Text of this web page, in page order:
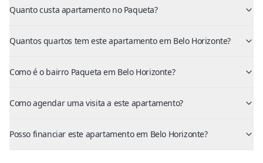
Quanto custa apartamento no Paqueta?
Quantos quartos tem este apartamento em Belo Horizonte?
Como é o bairro Paqueta em Belo Horizonte?
Como agendar uma visita a este apartamento?
Posso financiar este apartamento em Belo Horizonte?